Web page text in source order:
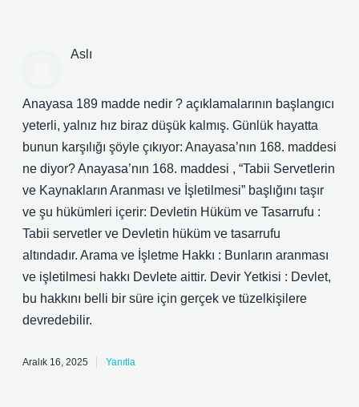
Aslı
Anayasa 189 madde nedir ? açıklamalarının başlangıcı
yeterli, yalnız hız biraz düşük kalmış. Günlük hayatta
bunun karşılığı şöyle çıkıyor: Anayasa’nın 168. maddesi
ne diyor? Anayasa’nın 168. maddesi , “Tabii Servetlerin
ve Kaynakların Aranması ve İşletilmesi” başlığını taşır
ve şu hükümleri içerir: Devletin Hüküm ve Tasarrufu :
Tabii servetler ve Devletin hüküm ve tasarrufu
altındadır. Arama ve İşletme Hakkı : Bunların aranması
ve işletilmesi hakkı Devlete aittir. Devir Yetkisi : Devlet,
bu hakkını belli bir süre için gerçek ve tüzelkişilere
devredebilir.
Aralık 16, 2025 Yanıtla